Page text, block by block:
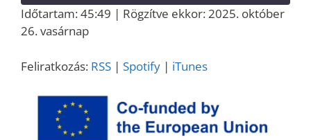
RSS
MEGOSZT
ÁS
LINK
Időtartam: 45:49 | Rögzítve ekkor: 2025. október
26. vasárnap
Feliratkozás: RSS | Spotify | iTunes